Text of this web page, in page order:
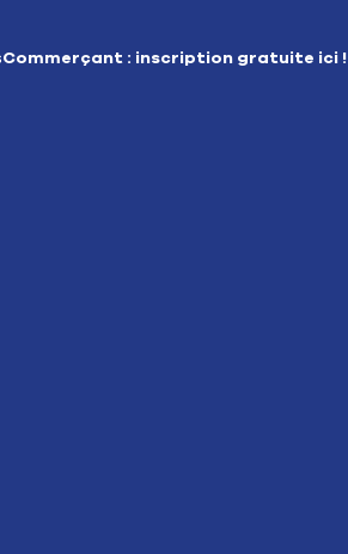
Commerçant : inscription gratuite ici !